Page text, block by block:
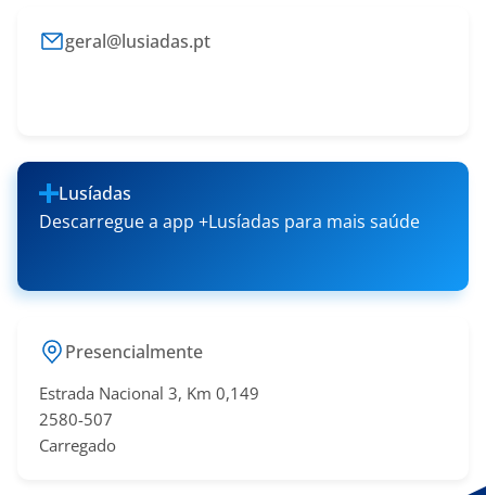
geral@lusiadas.pt
Lusíadas
Descarregue a app +Lusíadas para mais saúde
Presencialmente
Estrada Nacional 3, Km 0,149
2580-507
Carregado